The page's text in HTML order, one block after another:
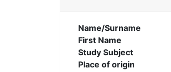
Name/Surname
First Name
Study Subject
Place of origin